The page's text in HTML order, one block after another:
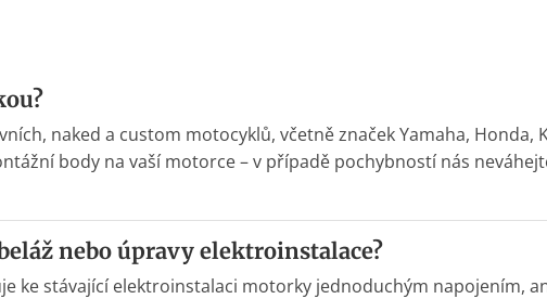
naked a custom motocyklů, včetně značek Yamaha, Honda,
body na vaší motorce – v případě pochybností nás
nebo úpravy elektroinstalace?
ke stávající elektroinstalaci motorky jednoduchým napojením,